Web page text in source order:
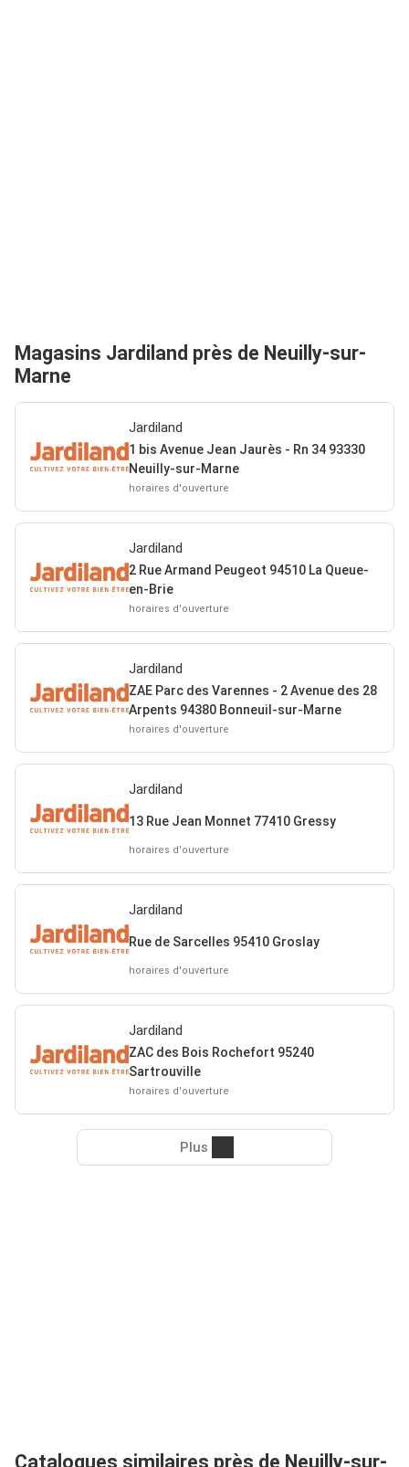
Magasins Jardiland près de Neuilly-sur-
Marne
Jardiland
1 bis Avenue Jean Jaurès - Rn 34 93330
Neuilly-sur-Marne
horaires d'ouverture
Jardiland
2 Rue Armand Peugeot 94510 La Queue-
en-Brie
horaires d'ouverture
Jardiland
ZAE Parc des Varennes - 2 Avenue des 28
Arpents 94380 Bonneuil-sur-Marne
horaires d'ouverture
Jardiland
13 Rue Jean Monnet 77410 Gressy
horaires d'ouverture
Jardiland
Rue de Sarcelles 95410 Groslay
horaires d'ouverture
Jardiland
ZAC des Bois Rochefort 95240
Sartrouville
horaires d'ouverture
Plus
Catalogues similaires près de Neuilly-sur-